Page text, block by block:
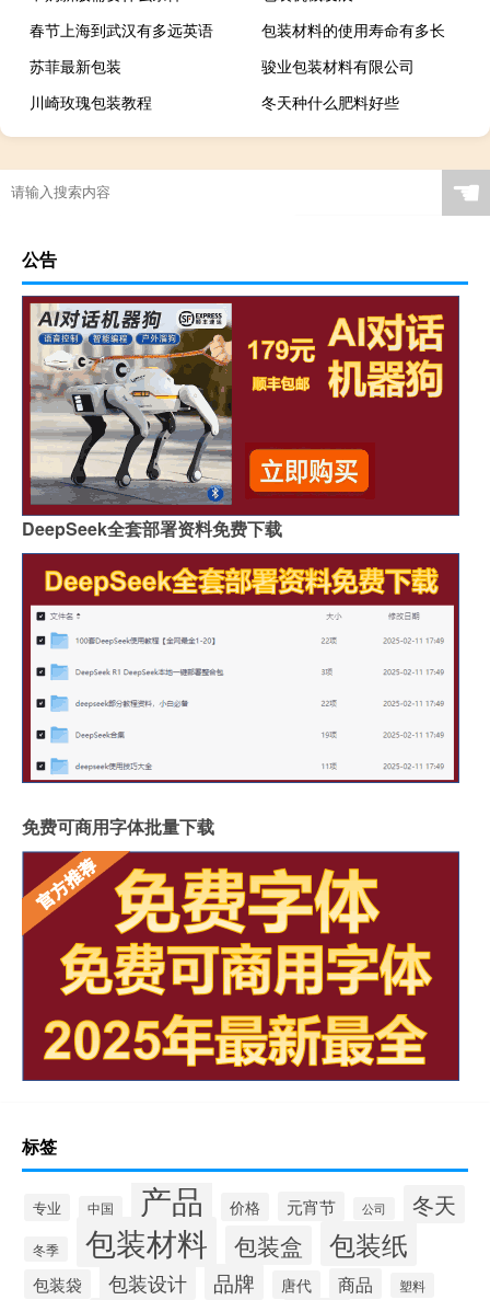
春节上海到武汉有多远英语
包装材料的使用寿命有多长
苏菲最新包装
骏业包装材料有限公司
川崎玫瑰包装教程
冬天种什么肥料好些
☚
公告
DeepSeek全套部署资料免费下载
免费可商用字体批量下载
标签
专业 中国 产品 价格 元宵节 公司 冬天
冬季 包装材料 包装盒 包装纸
包装袋 包装设计 品牌 唐代 商品 塑料